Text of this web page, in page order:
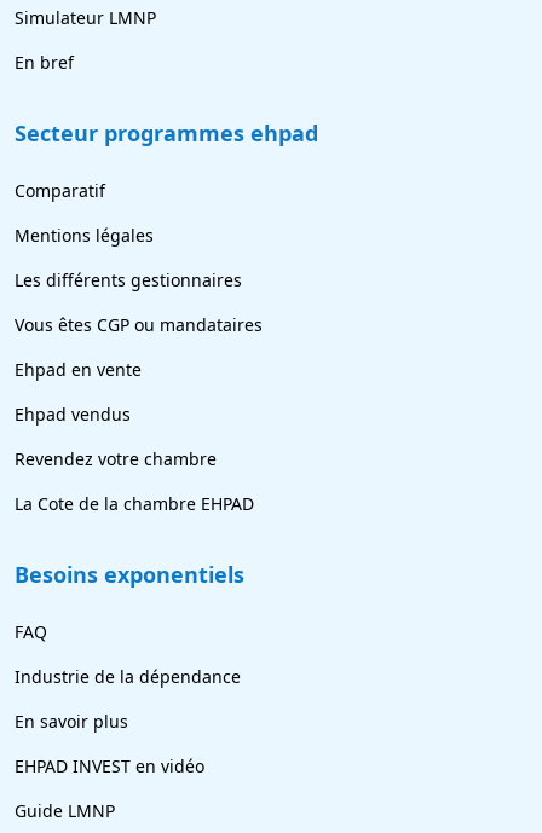
Simulateur LMNP
En bref
Secteur programmes ehpad
Comparatif
Mentions légales
Les différents gestionnaires
Vous êtes CGP ou mandataires
Ehpad en vente
Ehpad vendus
Revendez votre chambre
La Cote de la chambre EHPAD
Besoins exponentiels
FAQ
Industrie de la dépendance
En savoir plus
EHPAD INVEST en vidéo
Guide LMNP